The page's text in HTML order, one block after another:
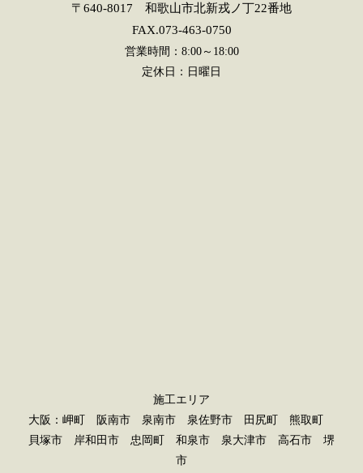
〒640-8017 和歌山市北新戎ノ丁22番地
FAX.073-463-0750
営業時間：8:00～18:00
定休日：日曜日
施工エリア
大阪：岬町 阪南市 泉南市 泉佐野市 田尻町 熊取町
貝塚市 岸和田市 忠岡町 和泉市 泉大津市 高石市 堺
市